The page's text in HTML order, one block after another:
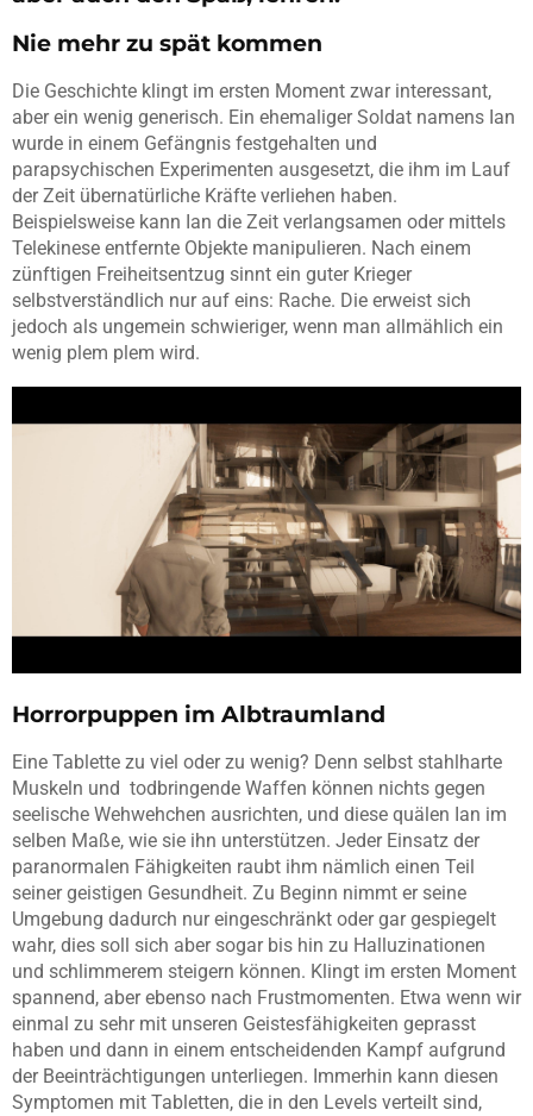
Nie mehr zu spät kommen
Die Geschichte klingt im ersten Moment zwar interessant,
aber ein wenig generisch. Ein ehemaliger Soldat namens Ian
wurde in einem Gefängnis festgehalten und
parapsychischen Experimenten ausgesetzt, die ihm im Lauf
der Zeit übernatürliche Kräfte verliehen haben.
Beispielsweise kann Ian die Zeit verlangsamen oder mittels
Telekinese entfernte Objekte manipulieren. Nach einem
zünftigen Freiheitsentzug sinnt ein guter Krieger
selbstverständlich nur auf eins: Rache. Die erweist sich
jedoch als ungemein schwieriger, wenn man allmählich ein
wenig plem plem wird.
Horrorpuppen im Albtraumland
Eine Tablette zu viel oder zu wenig? Denn selbst stahlharte
Muskeln und todbringende Waffen können nichts gegen
seelische Wehwehchen ausrichten, und diese quälen Ian im
selben Maße, wie sie ihn unterstützen. Jeder Einsatz der
paranormalen Fähigkeiten raubt ihm nämlich einen Teil
seiner geistigen Gesundheit. Zu Beginn nimmt er seine
Umgebung dadurch nur eingeschränkt oder gar gespiegelt
wahr, dies soll sich aber sogar bis hin zu Halluzinationen
und schlimmerem steigern können. Klingt im ersten Moment
spannend, aber ebenso nach Frustmomenten. Etwa wenn wir
einmal zu sehr mit unseren Geistesfähigkeiten geprasst
haben und dann in einem entscheidenden Kampf aufgrund
der Beeinträchtigungen unterliegen. Immerhin kann diesen
Symptomen mit Tabletten, die in den Levels verteilt sind,